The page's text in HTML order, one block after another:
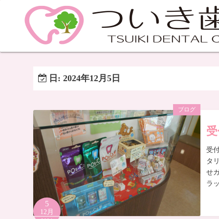
日: 2024年12月5日
ブログ
5
12月
受
タ
せ
ラ